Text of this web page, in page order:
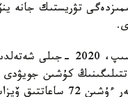
تۋريستىك جانە
ايتالىق، كوميتەت باسقا دا مۇددەلى مەملەكەتتىك ورگاندارمەن
ەلمەن 30 كۇندىك، ال قىتاي مەن ءۇندىستاننان